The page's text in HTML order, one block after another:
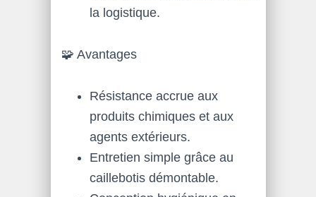
la logistique.
🧩 Avantages
Résistance accrue aux
produits chimiques et aux
agents extérieurs.
Entretien simple grâce au
caillebotis démontable.